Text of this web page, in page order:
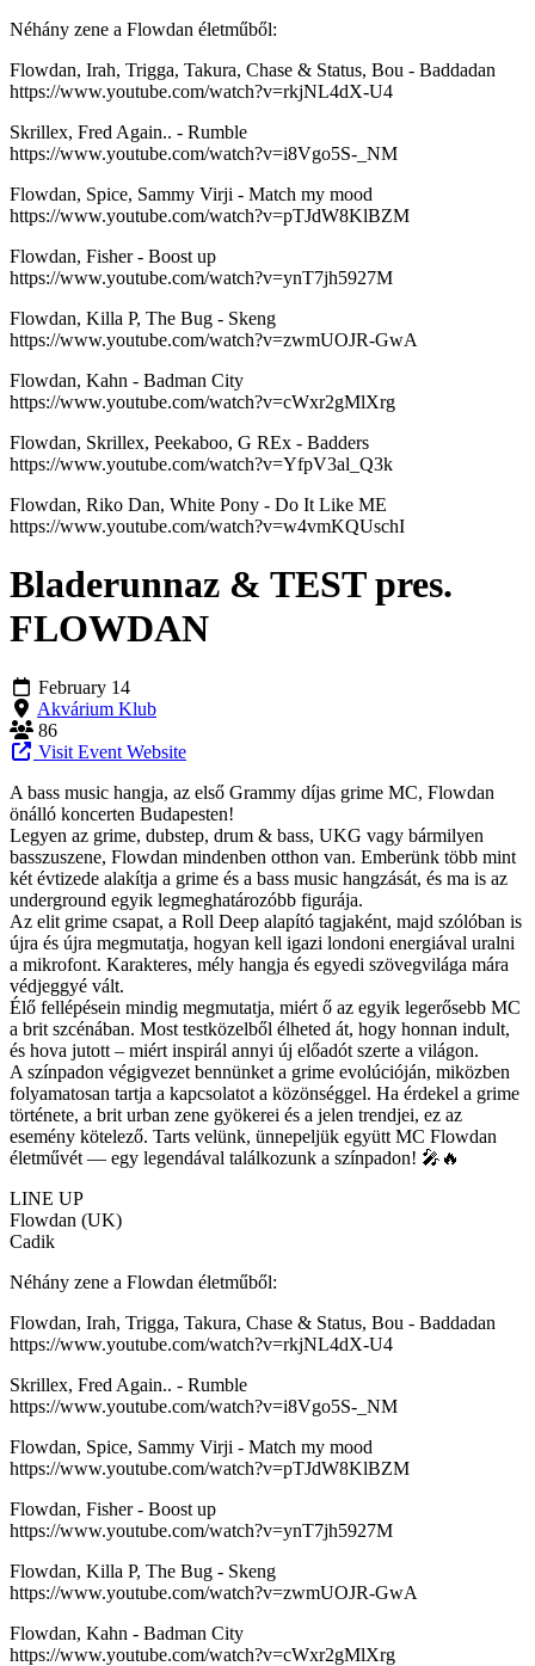
Néhány zene a Flowdan életműből:
Flowdan, Irah, Trigga, Takura, Chase & Status, Bou - Baddadan
https://www.youtube.com/watch?v=rkjNL4dX-U4
Skrillex, Fred Again.. - Rumble
https://www.youtube.com/watch?v=i8Vgo5S-_NM
Flowdan, Spice, Sammy Virji - Match my mood
https://www.youtube.com/watch?v=pTJdW8KlBZM
Flowdan, Fisher - Boost up
https://www.youtube.com/watch?v=ynT7jh5927M
Flowdan, Killa P, The Bug - Skeng
https://www.youtube.com/watch?v=zwmUOJR-GwA
Flowdan, Kahn - Badman City
https://www.youtube.com/watch?v=cWxr2gMlXrg
Flowdan, Skrillex, Peekaboo, G REx - Badders
https://www.youtube.com/watch?v=YfpV3al_Q3k
Flowdan, Riko Dan, White Pony - Do It Like ME
https://www.youtube.com/watch?v=w4vmKQUschI
Bladerunnaz & TEST pres.
FLOWDAN
February 14
Akvárium Klub
86
Visit Event Website
A bass music hangja, az első Grammy díjas grime MC, Flowdan
önálló koncerten Budapesten!
Legyen az grime, dubstep, drum & bass, UKG vagy bármilyen
basszuszene, Flowdan mindenben otthon van. Emberünk több mint
két évtizede alakítja a grime és a bass music hangzását, és ma is az
underground egyik legmeghatározóbb figurája.
Az elit grime csapat, a Roll Deep alapító tagjaként, majd szólóban is
újra és újra megmutatja, hogyan kell igazi londoni energiával uralni
a mikrofont. Karakteres, mély hangja és egyedi szövegvilága mára
védjeggyé vált.
Élő fellépésein mindig megmutatja, miért ő az egyik legerősebb MC
a brit szcénában. Most testközelből élheted át, hogy honnan indult,
és hova jutott – miért inspirál annyi új előadót szerte a világon.
A színpadon végigvezet bennünket a grime evolúcióján, miközben
folyamatosan tartja a kapcsolatot a közönséggel. Ha érdekel a grime
története, a brit urban zene gyökerei és a jelen trendjei, ez az
esemény kötelező. Tarts velünk, ünnepeljük együtt MC Flowdan
életművét — egy legendával találkozunk a színpadon! 🎤🔥
LINE UP
Flowdan (UK)
Cadik
Néhány zene a Flowdan életműből:
Flowdan, Irah, Trigga, Takura, Chase & Status, Bou - Baddadan
https://www.youtube.com/watch?v=rkjNL4dX-U4
Skrillex, Fred Again.. - Rumble
https://www.youtube.com/watch?v=i8Vgo5S-_NM
Flowdan, Spice, Sammy Virji - Match my mood
https://www.youtube.com/watch?v=pTJdW8KlBZM
Flowdan, Fisher - Boost up
https://www.youtube.com/watch?v=ynT7jh5927M
Flowdan, Killa P, The Bug - Skeng
https://www.youtube.com/watch?v=zwmUOJR-GwA
Flowdan, Kahn - Badman City
https://www.youtube.com/watch?v=cWxr2gMlXrg